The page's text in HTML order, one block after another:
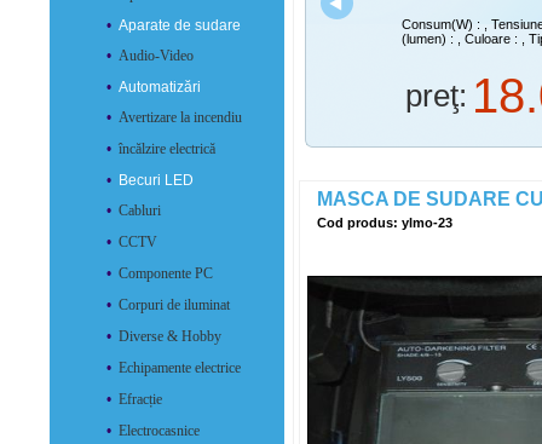
• Aparate de sudare
• Audio-Video
• Automatizări
• Avertizare la incendiu
• încălzire electrică
•
Becuri LED
• Cabluri
• CCTV
• Componente PC
• Corpuri de iluminat
• Diverse & Hobby
• Echipamente electrice
• Efracție
• Electrocasnice
Consum(W) :
,
(lumen) :
, Culoare : ,
preţ:
MASCA DE SUDARE
Cod produs: ylmo-23